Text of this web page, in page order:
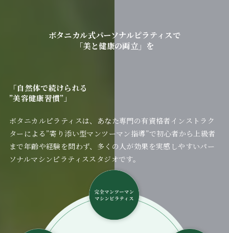
ボタニカル式パーソナルピラティスで
「美と健康の両立」を
「自然体で続けられる
”美容健康習慣”」
ボタニカルピラティスは、あなた専門の有資格者インストラク
ターによる”寄り添い型マンツーマン指導”で初心者から上級者
まで年齢や経験を問わず、多くの人が効果を実感しやすいパー
ソナルマシンピラティススタジオです。